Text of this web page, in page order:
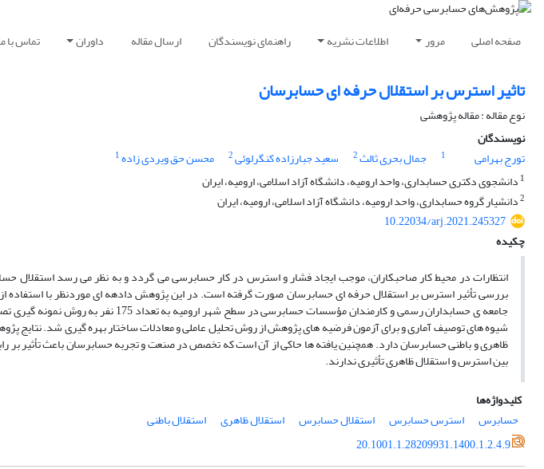
صفحه اصلی مرور اطلاعات نشریه راهنمای نویسندگان ارسال مقاله داوران تماس با
تاثیر استرس بر استقلال حرفه ای حسابرسان
نوع مقاله : مقاله پژوهشی
نویسندگان
تورج بهرامی
1 جمال بحری ثالث2 سعید جبارزاده کنگرلوئی2 محسن حق ویردی زاده1
1 دانشجوی دکتری حسابداری، واحد ارومیه، دانشگاه آزاد اسلامی، ارومیه، ایران
2دانشیار گروه حسابداری، واحد ارومیه، دانشگاه آزاد اسلامی، ارومیه، ایران
10.22034/arj.2021.245327
چکیده
انتظارات در محیط کار صاحبکاران، موجب ایجاد فشار و استرس در کار حسابرسی می گردد و به نظر می رسد
بررسی تأثیر استرس بر استقلال حرفه ای حسابرسان صورت گرفته است. در این پژوهش دادهه ای موردنظر با
جامعه ی حسابداران رسمی و کارمندان مؤسسات
شیوه های توصیف آماری و برای آزمون فرضیه های پژوهش از روش تحلیل عاملی و معادلات ساختار بهره گیری شد. نتایج
ظاهری و باطنی حسابرسان دارد. همچنین یافته ها حاکی از آن است که تخصص در صنعت و تجربه حسابرسان باعث تأثیر بر
بین استرس و استقلال ظاهری تأثیری ندارند.
کلیدواژه‌ها
حسابرس
استرس حسابرس استقلال حسابرس استقلال ظاهری
استقلال باطنی
20.1001.1.28209931.1400.1.2.4.9